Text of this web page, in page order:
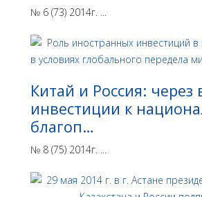
№ 6 (73) 2014г. ...
Китай и Россия:
инвестиции к
благоп…
№ 8 (75) 2014г. ...